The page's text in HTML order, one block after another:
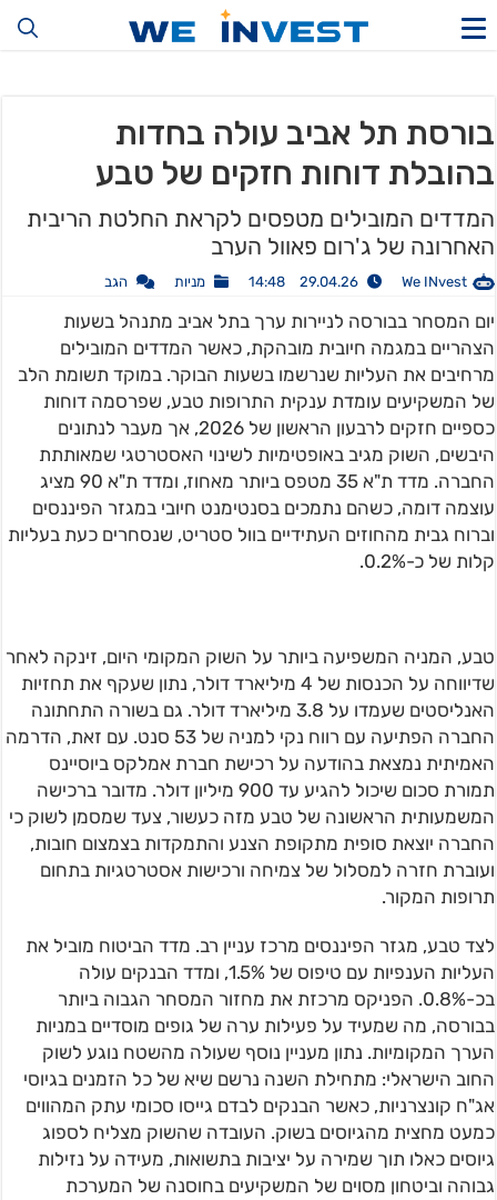
בורסת תל אביב עולה בחדות
בהובלת דוחות חזקים של טבע
המדדים המובילים מטפסים לקראת החלטת הריבית
האחרונה של ג'רום פאוול הערב
We INvest
29.04.26 14:48 מניות הגב
יום המסחר בבורסה לניירות ערך בתל אביב מתנהל בשעות
הצהריים במגמה חיובית מובהקת, כאשר המדדים המובילים
מרחיבים את העליות שנרשמו בשעות הבוקר. במוקד תשומת הלב
של המשקיעים עומדת ענקית התרופות טבע, שפרסמה דוחות
כספיים חזקים לרבעון הראשון של 2026, אך מעבר לנתונים
היבשים, השוק מגיב באופטימיות לשינוי האסטרטגי שמאותתת
החברה. מדד ת"א 35 מטפס ביותר מאחוז, ומדד ת"א 90 מציג
עוצמה דומה, כשהם נתמכים בסנטימנט חיובי במגזר הפיננסים
וברוח גבית מהחוזים העתידיים בוול סטריט, שנסחרים כעת בעליות
קלות של כ-0.2%.
טבע, המניה המשפיעה ביותר על השוק המקומי היום, זינקה לאחר
שדיווחה על הכנסות של 4 מיליארד דולר, נתון שעקף את תחזיות
האנליסטים שעמדו על 3.8 מיליארד דולר. גם בשורה התחתונה
החברה הפתיעה עם רווח נקי למניה של 53 סנט. עם זאת, הדרמה
האמיתית נמצאת בהודעה על רכישת חברת אמלקס ביוסיינס
תמורת סכום שיכול להגיע עד 900 מיליון דולר. מדובר ברכישה
המשמעותית הראשונה של טבע מזה כעשור, צעד שמסמן לשוק כי
החברה יוצאת סופית מתקופת הצנע והתמקדות בצמצום חובות,
ועוברת חזרה למסלול של צמיחה ורכישות אסטרטגיות בתחום
תרופות המקור.
לצד טבע, מגזר הפיננסים מרכז עניין רב. מדד הביטוח מוביל את
העליות הענפיות עם טיפוס של 1.5%, ומדד הבנקים עולה
בכ-0.8%. הפניקס מרכזת את מחזור המסחר הגבוה ביותר
בבורסה, מה שמעיד על פעילות ערה של גופים מוסדיים במניות
הערך המקומיות. נתון מעניין נוסף שעולה מהשטח נוגע לשוק
החוב הישראלי: מתחילת השנה נרשם שיא של כל הזמנים בגיוסי
אג"ח קונצרניות, כאשר הבנקים לבדם גייסו סכומי עתק המהווים
כמעט מחצית מהגיוסים בשוק. העובדה שהשוק מצליח לספוג
גיוסים כאלו תוך שמירה על יציבות בתשואות, מעידה על נזילות
גבוהה וביטחון מסוים של המשקיעים בחוסנה של המערכת